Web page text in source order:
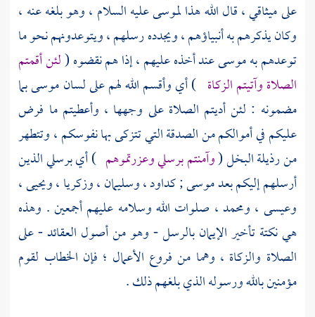
على ميثاقي ، قال الله هذالموسىعليه السلام ، وهو بلغه عنه ،
وكان يذكرهم به أنبياؤهم ، ويجدده رسلهم ، ويتوعدونهم نحو ما
توعدهم بهموسىعند أخذه عليهم ، إذا هم نقضوه (لئن أقمتم
الصلاة وآتيتم الزكاة ) أي وأقسم الله لهم على لسانموسىبما
مضمونه : لئن أديتم الصلاة على وجهها ، وأعطيتم ما فرض
عليكم في أموالكم من الصدقة التي تتزكى بها نفوسكم ، وتتطهر
من رذيلة البخل (وآمنتم برسلي وعزرتموهم ) أي برسلي الذين
أرسلهم إليكم بعدموسى;كداود،وسليمان،وزكريا،ويحيى،
وعيسى ، ومحمد، صلوات الله وسلامه عليهم أجمعين . وهذه
هي نكتة تأخير الإيمان بالرسل - وهو من أصول العقائد - على
الصلاة والزكاة ، وهما من فروع الأعمال ؛ فإن الخطاب لقوم
مؤمنين بالله ورسوله الذي بلغهم ذلك .